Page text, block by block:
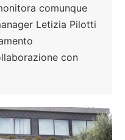
comunque
Letizia Pilotti
con